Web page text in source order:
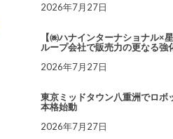
2026年7月27日
【㈱ハナインターナショナル×
ループ会社で販売力の更なる強
2026年7月27日
東京ミッドタウン八重洲でロボ
本格始動
2026年7月27日